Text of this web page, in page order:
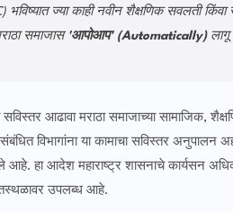
भविष्यात ज्या काही नवीन शैक्षणिक सवलती किंवा
समाजास 'आपोआप' (Automatically)लागू
सविस्तर आढावा मराठा समाजाच्या सामाजिक,
विभागांना या कामाचा सविस्तर अनुपालन
हा आदेश महाराष्ट्र शासनाचे कार्यसन
उपलब्ध आहे.